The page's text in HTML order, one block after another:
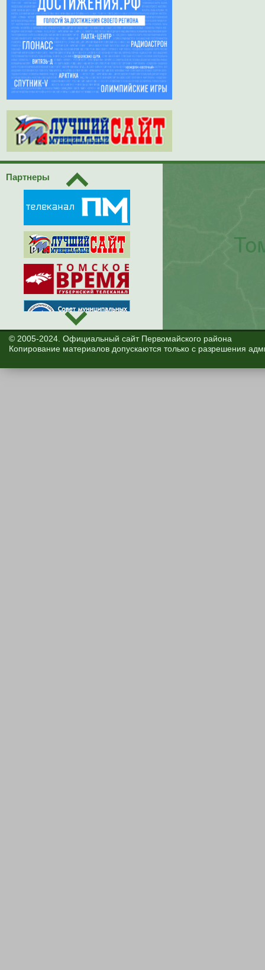
Партнеры
© 2005-2024. Официальный сайт Первомайского района
Копирование материалов допускаются только с разрешения